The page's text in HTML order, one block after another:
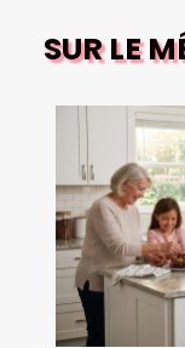
SUR LE